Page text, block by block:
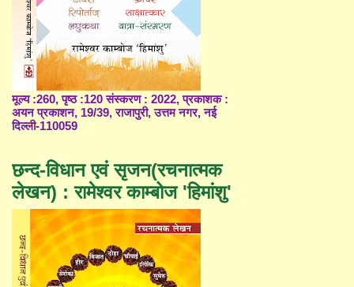
मूल्य :260, पृष्ठ :120 संस्करण : 2022, प्रकाशक :
अयन प्रकाशन, 19/39, राजापुरी, उत्तम नगर, नई
दिल्ली-110059
छन्द-विधान एवं सृजन(रचनात्मक
लेखन) : रामेश्वर काम्बोज 'हिमांशु'